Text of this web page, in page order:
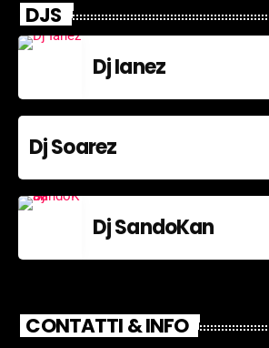
DJS
Dj Ianez
Dj Soarez
Dj SandoKan
CONTATTI & INFO